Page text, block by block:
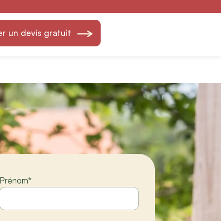
un devis gratuit
&
Prénom*